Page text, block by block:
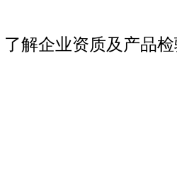
了解企业资质及产品